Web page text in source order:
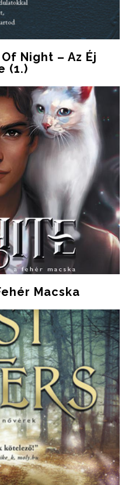
Night – Az Éj
(1.)
Macska